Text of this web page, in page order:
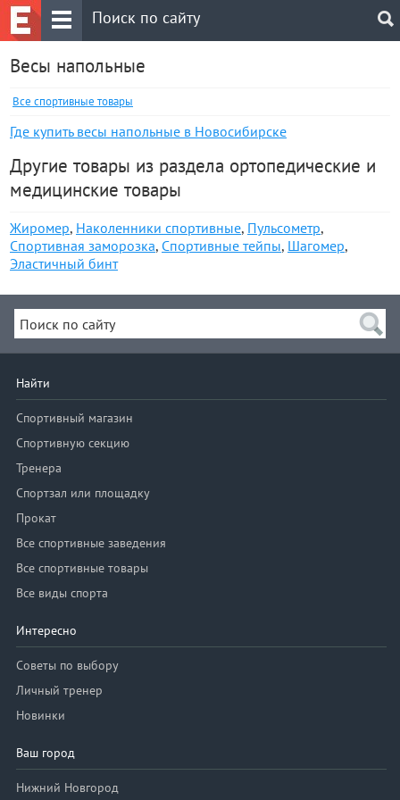
Весы напольные
Все спортивные товары
Где купить весы напольные в Новосибирске
Другие товары из раздела ортопедические и
медицинские товары
Жиромер, Наколенники спортивные, Пульсометр,
Спортивная заморозка, Спортивные тейпы, Шагомер,
Эластичный бинт
Найти
Спортивный магазин
Спортивную секцию
Тренера
Спортзал или площадку
Прокат
Все спортивные заведения
Все спортивные товары
Все виды спорта
Интересно
Советы по выбору
Личный тренер
Новинки
Ваш город
Нижний Новгород